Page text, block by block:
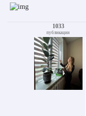
1033
публикации